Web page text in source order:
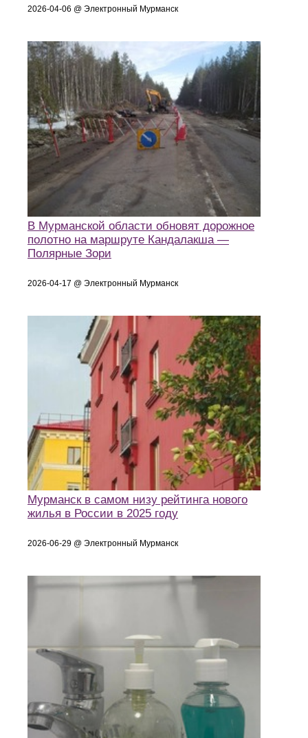
2026-04-06 @ Электронный Мурманск
В Мурманской области обновят дорожное
полотно на маршруте Кандалакша —
Полярные Зори
2026-04-17 @ Электронный Мурманск
Мурманск в самом низу рейтинга нового
жилья в России в 2025 году
2026-06-29 @ Электронный Мурманск